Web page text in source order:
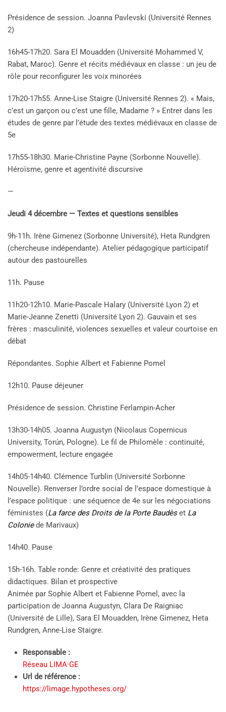
Présidence de session. Joanna Pavlevski (Université Rennes
2)
16h45-17h20. Sara El Mouadden (Université Mohammed V,
Rabat, Maroc). Genre et récits médiévaux en classe : un jeu de
rôle pour reconfigurer les voix minorées
17h20-17h55. Anne-Lise Staigre (Université Rennes 2). « Mais,
c’est un garçon ou c’est une fille, Madame ? » Entrer dans les
études de genre par l’étude des textes médiévaux en classe de
5e
17h55-18h30. Marie-Christine Payne (Sorbonne Nouvelle).
Héroïsme, genre et agentivité discursive
—
Jeudi 4 décembre — Textes et questions sensibles
9h-11h. Irène Gimenez (Sorbonne Université), Heta Rundgren
(chercheuse indépendante). Atelier pédagogique participatif
autour des pastourelles
11h. Pause
11h20-12h10. Marie-Pascale Halary (Université Lyon 2) et
Marie-Jeanne Zenetti (Université Lyon 2). Gauvain et ses
frères : masculinité, violences sexuelles et valeur courtoise en
débat
Répondantes. Sophie Albert et Fabienne Pomel
12h10. Pause déjeuner
Présidence de session. Christine Ferlampin-Acher
13h30-14h05. Joanna Augustyn (Nicolaus Copernicus
University, Torún, Pologne). Le fil de Philomèle : continuité,
empowerment, lecture engagée
14h05-14h40. Clémence Turblin (Université Sorbonne
Nouvelle). Renverser l’ordre social de l’espace domestique à
l’espace politique : une séquence de 4e sur les négociations
féministes (La farce des Droits de la Porte Baudèset La
Coloniede Marivaux)
14h40. Pause
15h-16h. Table ronde: Genre et créativité des pratiques
didactiques. Bilan et prospective
Animée par Sophie Albert et Fabienne Pomel, avec la
participation de Joanna Augustyn, Clara De Raigniac
(Université de Lille), Sara El Mouadden, Irène Gimenez, Heta
Rundgren, Anne-Lise Staigre.
Responsable :
Réseau LIMA·GE
Url de référence :
https://limage.hypotheses.org/